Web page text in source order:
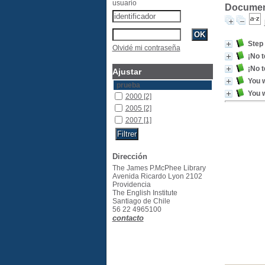
Step
¡No
¡No
You
You
usuario
Olvidé mi contraseña
Ajustar
prueba
2000 [2]
2005 [2]
2007 [1]
Dirección
The James P.McPhee Library
Avenida Ricardo Lyon 2102
Providencia
The English Institute
Santiago de Chile
56 22 4965100
contacto